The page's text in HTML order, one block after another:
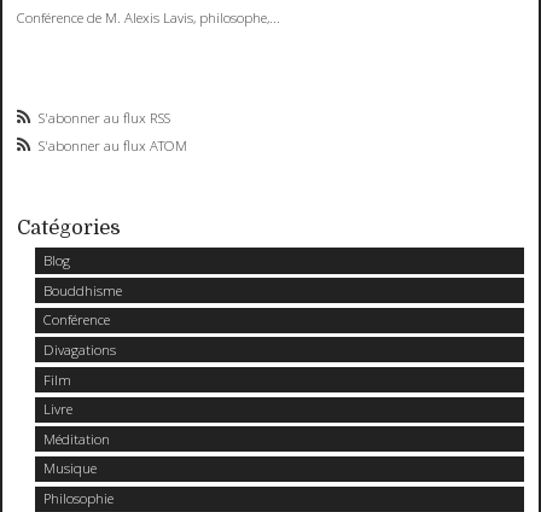
Conférence de M. Alexis Lavis, philosophe,...
S'abonner au flux RSS
S'abonner au flux ATOM
Catégories
Blog
Bouddhisme
Conférence
Divagations
Film
Livre
Méditation
Musique
Philosophie